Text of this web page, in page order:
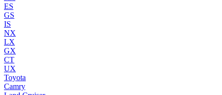
ES
GS
IS
NX
LX
GX
CT
UX
Toyota
Camry